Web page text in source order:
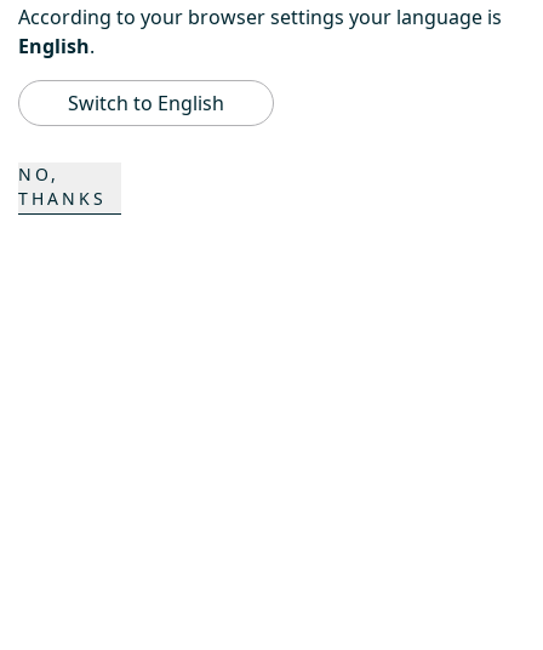
PowerBully
BeachTech
K COMPOSITES
According to your browser settings your language is
English.
NO,
THANKS
Switch to English